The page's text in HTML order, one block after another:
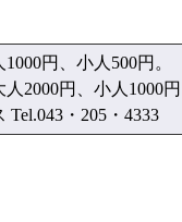
円、小人500円。
2000円、小人1000
・205・4333